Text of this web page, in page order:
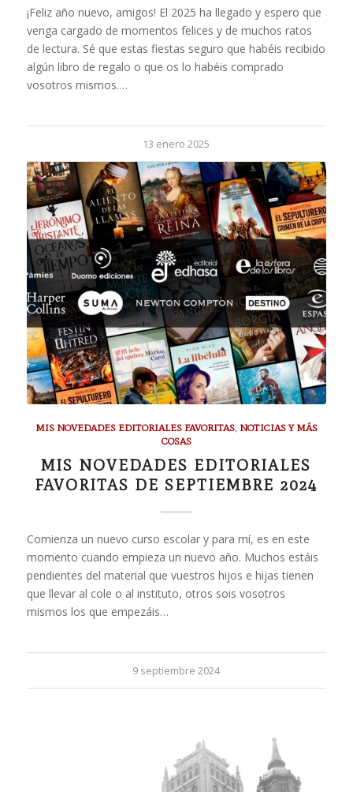
¡Feliz año nuevo, amigos! El 2025 ha llegado y espero que
venga cargado de momentos felices y de muchos ratos
de lectura. Sé que estas fiestas seguro que habéis recibido
algún libro de regalo o que os lo habéis comprado
vosotros mismos.…
13 enero 2025
MIS NOVEDADES EDITORIALES FAVORITAS, NOTICIAS Y MÁS
COSAS
MIS NOVEDADES EDITORIALES
FAVORITAS DE SEPTIEMBRE 2024
Comienza un nuevo curso escolar y para mí, es en este
momento cuando empieza un nuevo año. Muchos estáis
pendientes del material que vuestros hijos e hijas tienen
que llevar al cole o al instituto, otros sois vosotros
mismos los que empezáis…
9 septiembre 2024